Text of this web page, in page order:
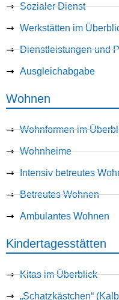
Sozialer Dienst
Werkstätten im
Dienstleistungen und
Ausgleichabgabe
Wohnen
Wohnformen im
Wohnheime
Intensiv betreutes
Betreutes Wohnen
Ambulantes Wohnen
Kindertagesstätten
Kitas im Überblick
„Schatzkästchen“